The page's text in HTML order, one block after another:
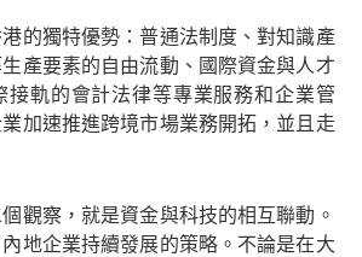
港的獨特優勢：普通法制度、對知識產
產要素的自由流動、國際資金與人才
接軌的會計法律等專業服務和企業管
加速推進跨境市場業務開拓，並且走
觀察，就是資金與科技的相互聯動。
地企業持續發展的策略。不論是在大